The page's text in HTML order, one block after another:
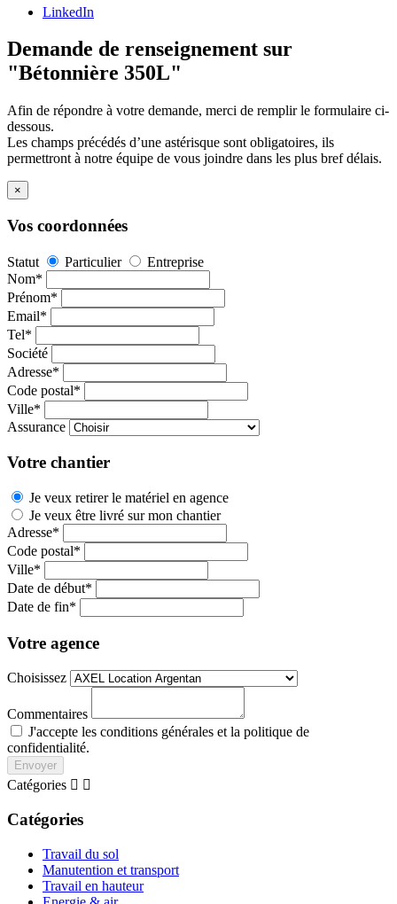
LinkedIn
Demande de renseignement sur
"Bétonnière 350L"
Afin de répondre à votre demande, merci de remplir le formulaire ci-
dessous.
Les champs précédés d’une astérisque sont obligatoires, ils
permettront à notre équipe de vous joindre dans les plus bref délais.
×
Vos coordonnées
Statut Particulier
Entreprise
Nom*
Prénom*
Email*
Tel*
Société
Adresse*
Code postal*
Ville*
Assurance
Votre chantier
Je veux retirer le matériel en agence
Je veux être livré sur mon chantier
Adresse*
Code postal*
Ville*
Date de début*
Date de fin*
Votre agence
Choisissez
Commentaires
J'accepte les conditions générales et la politique de
confidentialité.
Envoyer
Catégories  
Catégories
Travail du sol
Manutention et transport
Travail en hauteur